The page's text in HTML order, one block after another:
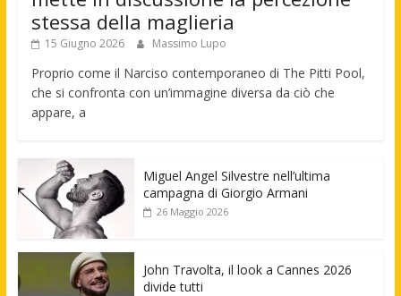
stessa della maglieria
15 Giugno 2026 Massimo Lupo
Proprio come il Narciso contemporaneo di The Pitti Pool,
che si confronta con un’immagine diversa da ciò che
appare, a
Miguel Angel Silvestre nell’ultima
campagna di Giorgio Armani
26 Maggio 2026
John Travolta, il look a Cannes 2026
divide tutti